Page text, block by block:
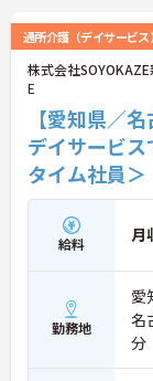
通所介護（デイサービス）
株式会社
E
【愛知県／
デイサービ
タイム社員＞
給料 月
勤務地
愛
名
分